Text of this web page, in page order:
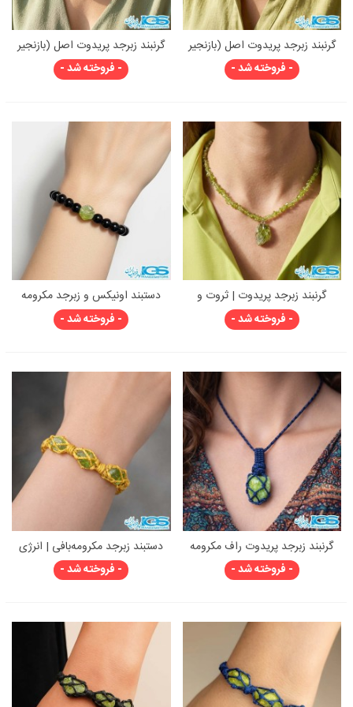
گرنبند زبرجد پریدوت اصل (بازنجیر
استیل) | ثروت و قدرت
- فروخته شد -
گرنبند زبرجد پریدوت اصل (بازنجیر
استیل) | ثروت و قدرت
- فروخته شد -
گرنبند زبرجد پریدوت | ثروت و
انرژی مثبت
- فروخته شد -
دستبند اونیکس و زبرجد مکرومه
بافی
- فروخته شد -
گرنبند زبرجد پریدوت راف مکرومه
بافی
- فروخته شد -
دستبند زبرجد مکرومه‌بافی | انرژی
سبزِ شادی و آرامش
- فروخته شد -